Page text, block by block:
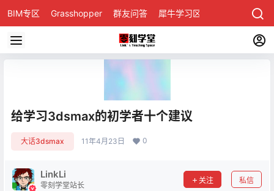
BIM专区 Grasshopper 群友问答 犀牛学习区
给学习3dsmax的初学者十个建议
大话3dsmax 11年4月23日 0
LinkLi
零刻学堂站长
关注 私信